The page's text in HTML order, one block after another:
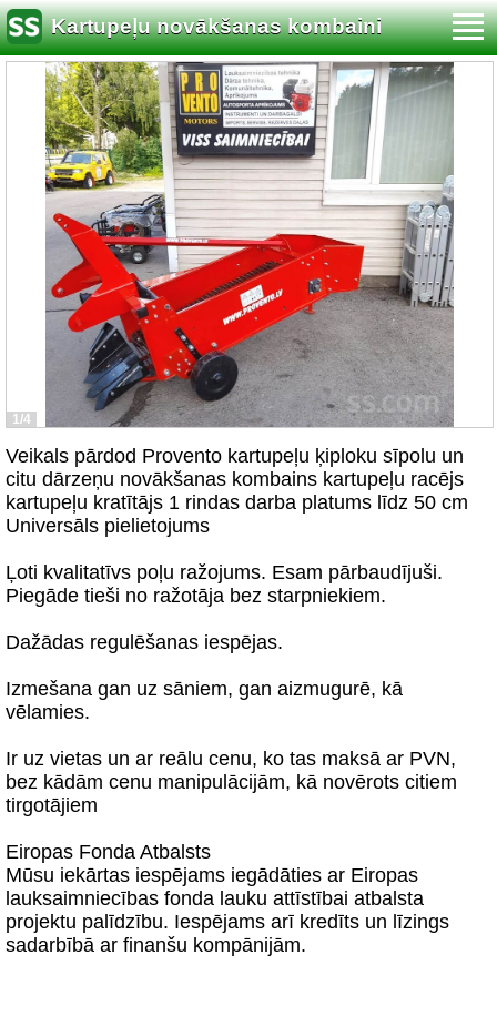
Kartupeļu novākšanas kombaini
1/4
Veikals pārdod Provento kartupeļu ķiploku sīpolu un
citu dārzeņu novākšanas kombains kartupeļu racējs
kartupeļu kratītājs 1 rindas darba platums līdz 50 cm
Universāls pielietojums
Ļoti kvalitatīvs poļu ražojums. Esam pārbaudījuši.
Piegāde tieši no ražotāja bez starpniekiem.
Dažādas regulēšanas iespējas.
Izmešana gan uz sāniem, gan aizmugurē, kā
vēlamies.
Ir uz vietas un ar reālu cenu, ko tas maksā ar PVN,
bez kādām cenu manipulācijām, kā novērots citiem
tirgotājiem
Eiropas Fonda Atbalsts
Mūsu iekārtas iespējams iegādāties ar Eiropas
lauksaimniecības fonda lauku attīstībai atbalsta
projektu palīdzību. Iespējams arī kredīts un līzings
sadarbībā ar finanšu kompānijām.